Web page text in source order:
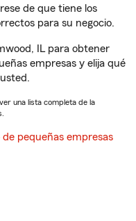
de que tiene los
para su negocio.
IL para obtener
empresas y elija qué
una lista completa de la
de pequeñas empresas